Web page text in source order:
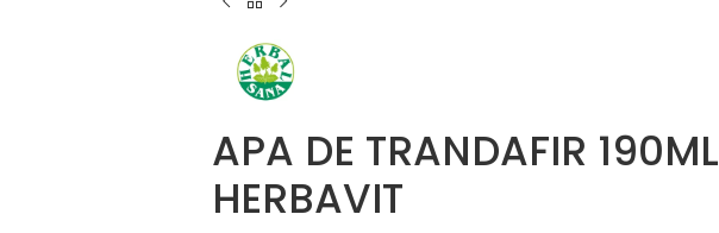
APA DE TRANDAFIR 190ML
HERBAVIT